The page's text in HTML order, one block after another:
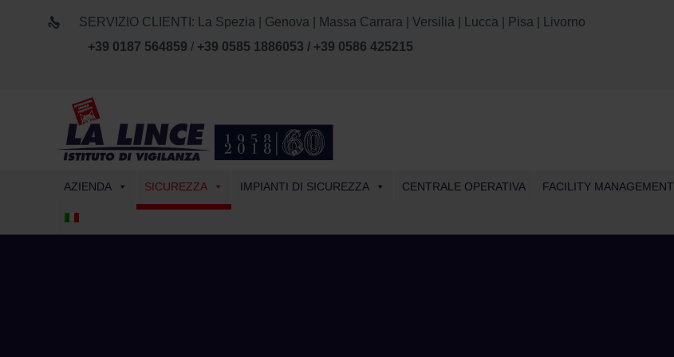
SERVIZIO CLIENTI: La Spezia | Genova | Massa Carrara | Versilia | Lucca | Pisa | Livorno
+39 0187 564859 / +39 0585 1886053 / +39 0586 425215
AZIENDA SICUREZZA IMPIANTI DI SICUREZZA CENTRALE OPERATIVA FACILITY MANAGEMENT